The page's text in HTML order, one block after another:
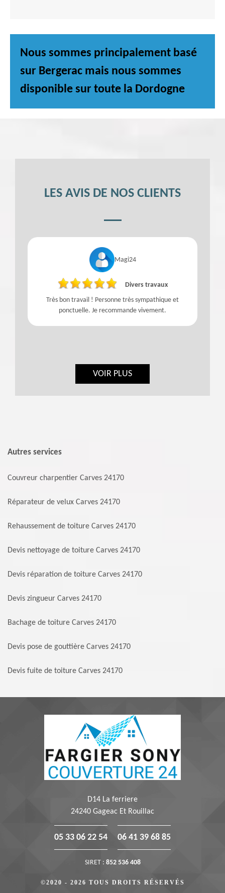
Nous sommes principalement basé
sur Bergerac mais nous sommes
disponible sur toute la Dordogne
LES AVIS DE NOS CLIENTS
Magi24
Divers travaux
Très bon travail ! Personne très sympathique et
ponctuelle. Je recommande vivement.
VOIR PLUS
Autres services
Couvreur charpentier Carves 24170
Réparateur de velux Carves 24170
Rehaussement de toiture Carves 24170
Devis nettoyage de toiture Carves 24170
Devis réparation de toiture Carves 24170
Devis zingueur Carves 24170
Bachage de toiture Carves 24170
Devis pose de gouttière Carves 24170
Devis fuite de toiture Carves 24170
D14 La ferriere
24240 Gageac Et Rouillac
05 33 06 22 54 06 41 39 68 85
SIRET : 852 536 408
©2020 - 2026 TOUS DROITS RÉSERVÉS